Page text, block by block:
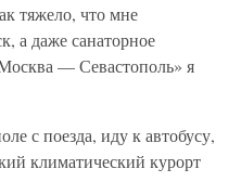
тяжело, что мне
а даже санаторное
— Севастополь» я
с поезда, иду к автобусу,
климатический курорт